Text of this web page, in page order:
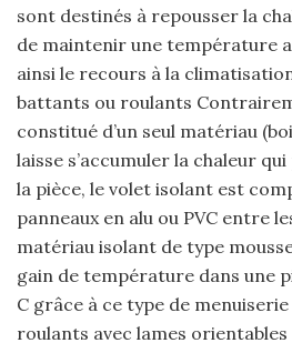
sont destinés à repousser la
de maintenir une température
ainsi le recours à la
battants ou roulants
constitué d’un seul matériau
laisse s’accumuler la chaleur
la pièce, le volet isolant est
panneaux en alu ou PVC entre
matériau isolant de type
gain de température dans une
C grâce à ce type de
roulants avec lames